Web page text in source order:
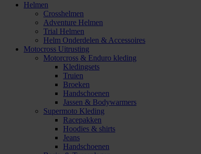
Helmen
Crosshelmen
Adventure Helmen
Trial Helmen
Helm Onderdelen & Accessoires
Motocross Uitrusting
Motorcross & Enduro kleding
Kledingsets
Truien
Broeken
Handschoenen
Jassen & Bodywarmers
Supermoto Kleding
Racepakken
Hoodies & shirts
Jeans
Handschoenen